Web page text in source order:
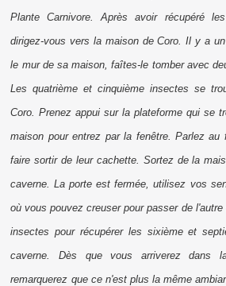
Plante Carnivore. Après avoir récupéré
dirigez-vous vers la maison de Coro. Il y a
le mur de sa maison, faîtes-le tomber avec
Les quatrième et cinquième insectes se
Coro. Prenez appui sur la plateforme qui se
maison pour entrez par la fenêtre. Parlez au
faire sortir de leur cachette. Sortez de la
caverne. La porte est fermée, utilisez vos
où vous pouvez creuser pour passer de
insectes pour récupérer les sixième et
caverne. Dès que vous arriverez dans
remarquerez que ce n'est plus la même